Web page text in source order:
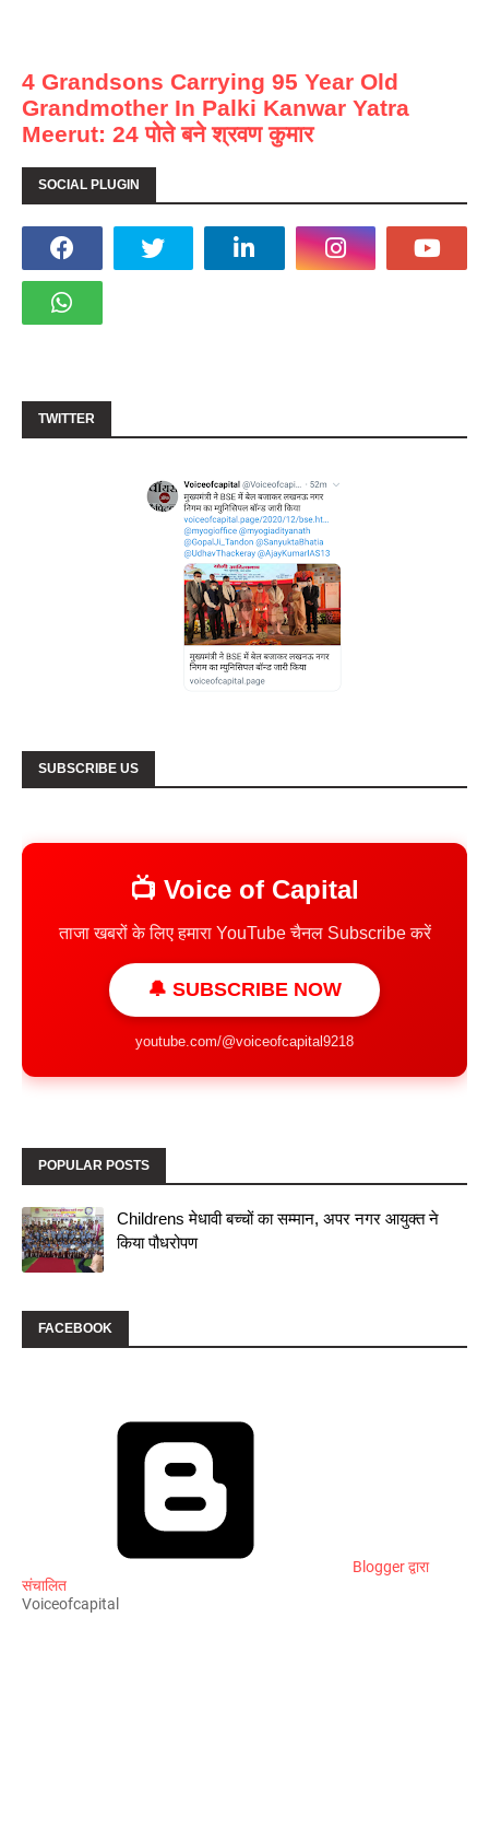
4 Grandsons Carrying 95 Year Old
Grandmother In Palki Kanwar Yatra
Meerut: 24 पोते बने श्रवण कुमार
SOCIAL PLUGIN
TWITTER
SUBSCRIBE US
📺 Voice of Capital
ताजा खबरों के लिए हमारा YouTube चैनल Subscribe करें
🔔 SUBSCRIBE NOW
youtube.com/@voiceofcapital9218
POPULAR POSTS
Childrens मेधावी बच्चों का सम्मान, अपर नगर आयुक्त ने
किया पौधरोपण
FACEBOOK
Blogger द्वारा
संचालित
Voiceofcapital